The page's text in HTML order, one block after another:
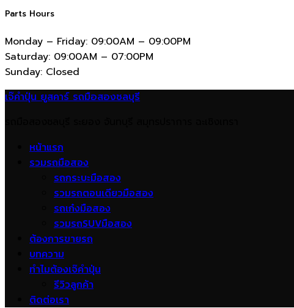
Parts Hours
Monday – Friday: 09:00AM – 09:00PM
Saturday: 09:00AM – 07:00PM
Sunday: Closed
เจ๊คำปุ่น ยูสคาร์ รถมือสองชลบุรี
หน้าแรก
รวมรถมือสอง
รถกระบะมือสอง
รวมรถตอนเดียวมือสอง
รถเก๋งมือสอง
รวมรถSUVมือสอง
ต้องการขายรถ
บทความ
ทำไมต้องเจ๊คำปุ่น
รีวิวลูกค้า
ติดต่อเรา